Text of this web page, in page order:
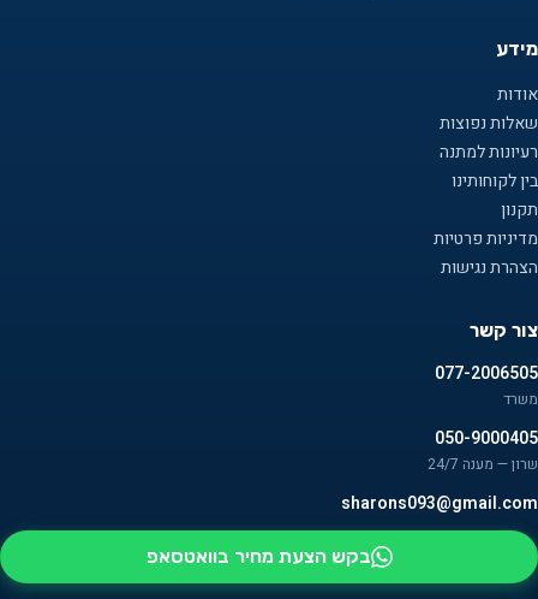
מידע
אודות
שאלות נפוצות
רעיונות למתנה
בין לקוחותינו
תקנון
מדיניות פרטיות
הצהרת נגישות
צור קשר
077-2006505
משרד
050-9000405
שרון — מענה 24/7
sharons093@gmail.com
בקש הצעת מחיר בוואטסאפ